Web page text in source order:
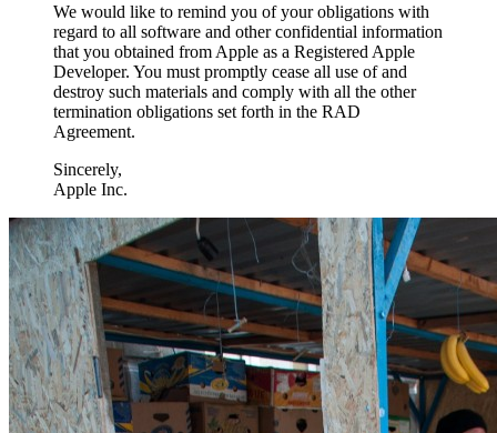
We would like to remind you of your obligations with
regard to all software and other confidential information
that you obtained from Apple as a Registered Apple
Developer. You must promptly cease all use of and
destroy such materials and comply with all the other
termination obligations set forth in the RAD
Agreement.
Sincerely,
Apple Inc.